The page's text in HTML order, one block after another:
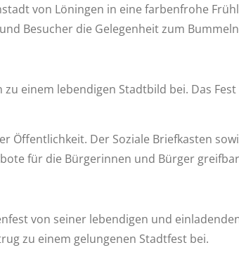
von Löningen in eine farbenfrohe
Besucher die Gelegenheit zum
einem lebendigen Stadtbild bei. Das
Öffentlichkeit. Der Soziale Briefkasten
für die Bürgerinnen und Bürger
von seiner lebendigen und
zu einem gelungenen Stadtfest bei.